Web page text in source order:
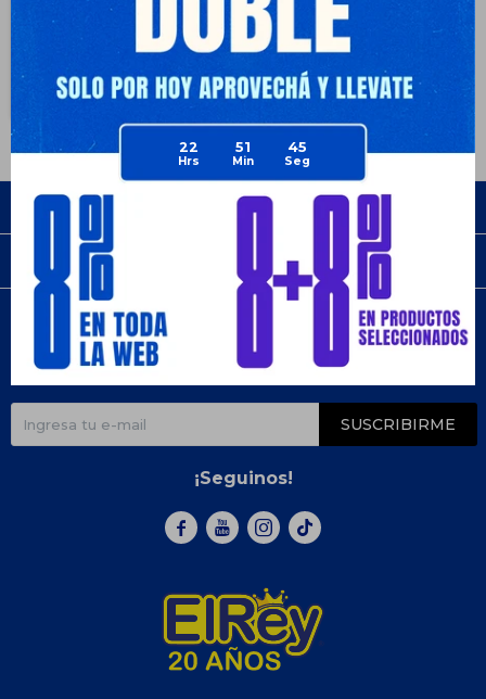
22 51 45
$ 762
$ 806
Disponible Envío
Empresa
¡Suscribite y recibí todas nuestras novedades!
SUSCRIBIRME
¡Seguinos!
  